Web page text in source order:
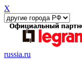
X
russia.ru